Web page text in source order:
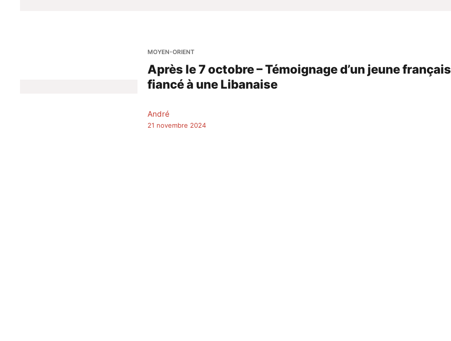
MOYEN-ORIENT
Après le 7 octobre – Témoignage d’un jeune français
fiancé à une Libanaise
André
21 novembre 2024